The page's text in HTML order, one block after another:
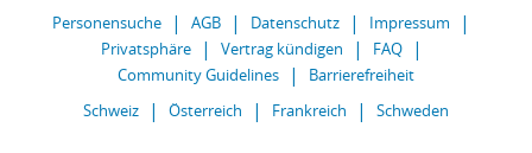
Personensuche AGB Datenschutz
Impressum
Privatsphäre
Vertrag kündigen
FAQ
Community Guidelines
Barrierefreiheit
Schweiz
Österreich Frankreich Schweden